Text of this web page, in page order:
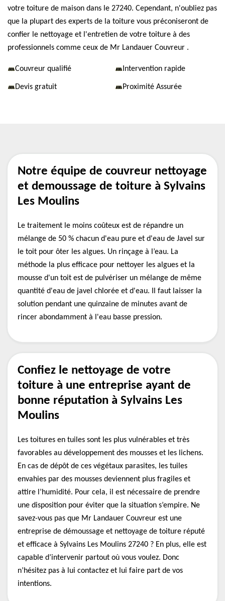
votre toiture de maison dans le 27240. Cependant, n'oubliez pas
que la plupart des experts de la toiture vous préconiseront de
confier le nettoyage et l'entretien de votre toiture à des
professionnels comme ceux de Mr Landauer Couvreur .
Couvreur qualifié Intervention rapide
Devis gratuit Proximité Assurée
Notre équipe de couvreur nettoyage
et demoussage de toiture à Sylvains
Les Moulins
Le traitement le moins coûteux est de répandre un
mélange de 50 % chacun d'eau pure et d'eau de Javel sur
le toit pour ôter les algues. Un rinçage à l’eau. La
méthode la plus efficace pour nettoyer les algues et la
mousse d'un toit est de pulvériser un mélange de même
quantité d'eau de javel chlorée et d'eau. Il faut laisser la
solution pendant une quinzaine de minutes avant de
rincer abondamment à l'eau basse pression.
Confiez le nettoyage de votre
toiture à une entreprise ayant de
bonne réputation à Sylvains Les
Moulins
Les toitures en tuiles sont les plus vulnérables et très
favorables au développement des mousses et les lichens.
En cas de dépôt de ces végétaux parasites, les tuiles
envahies par des mousses deviennent plus fragiles et
attire l’humidité. Pour cela, il est nécessaire de prendre
une disposition pour éviter que la situation s’empire. Ne
savez-vous pas que Mr Landauer Couvreur est une
entreprise de démoussage et nettoyage de toiture réputé
et efficace à Sylvains Les Moulins 27240 ? En plus, elle est
capable d’intervenir partout où vous voulez. Donc
n’hésitez pas à lui contactez et lui faire part de vos
intentions.